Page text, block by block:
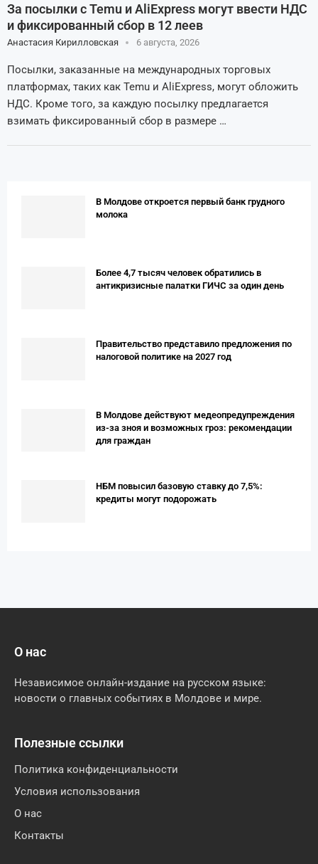
За посылки с Temu и AliExpress могут ввести НДС
и фиксированный сбор в 12 леев
Анастасия Кирилловская 6 августа, 2026
Посылки, заказанные на международных торговых
платформах, таких как Temu и AliExpress, могут обложить
НДС. Кроме того, за каждую посылку предлагается
взимать фиксированный сбор в размере …
В Молдове откроется первый банк грудного
молока
Более 4,7 тысяч человек обратились в
антикризисные палатки ГИЧС за один день
Правительство представило предложения по
налоговой политике на 2027 год
В Молдове действуют медеопредупреждения
из-за зноя и возможных гроз: рекомендации
для граждан
НБМ повысил базовую ставку до 7,5%:
кредиты могут подорожать
О нас
Независимое онлайн-издание на русском языке:
новости о главных событиях в Молдове и мире.
Полезные ссылки
Политика конфиденциальности
Условия использования
О нас
Контакты